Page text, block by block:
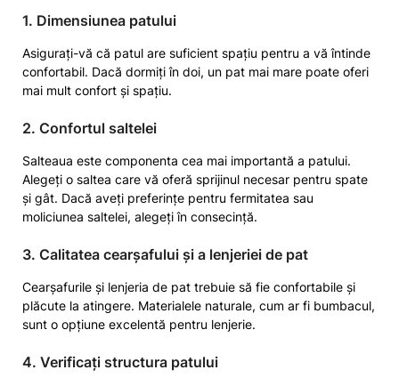
1. Dimensiunea patului
Asigurați-vă că patul are suficient spațiu pentru a vă întinde
confortabil. Dacă dormiți în doi, un pat mai mare poate oferi
mai mult confort și spațiu.
2. Confortul saltelei
Salteaua este componenta cea mai importantă a patului.
Alegeți o saltea care vă oferă sprijinul necesar pentru spate
și gât. Dacă aveți preferințe pentru fermitatea sau
moliciunea saltelei, alegeți în consecință.
3. Calitatea cearșafului și a lenjeriei de pat
Cearșafurile și lenjeria de pat trebuie să fie confortabile și
plăcute la atingere. Materialele naturale, cum ar fi bumbacul,
sunt o opțiune excelentă pentru lenjerie.
4. Verificați structura patului